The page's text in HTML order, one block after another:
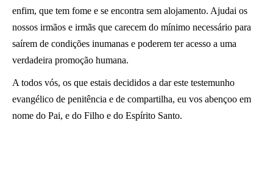
enfim, que tem fome e se encontra sem alojamento. Ajudai os
nossos irmãos e irmãs que carecem do mínimo necessário para
saírem de condições inumanas e poderem ter acesso a uma
verdadeira promoção humana.
A todos vós, os que estais decididos a dar este testemunho
evangélico de penitência e de compartilha, eu vos abençoo em
nome do Pai, e do Filho e do Espírito Santo.